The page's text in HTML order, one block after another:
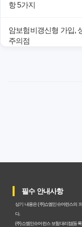
항 5가지
암보험비갱신형 가입,
주의점
갱신형 암보험과 비갱
암보험비갱신형, 평생
선택 기준
필수 안내사항
상기 내용은 (주)쇼엠인슈어런스의
다.
(주)쇼엠인슈어런스 보험대리점(등록